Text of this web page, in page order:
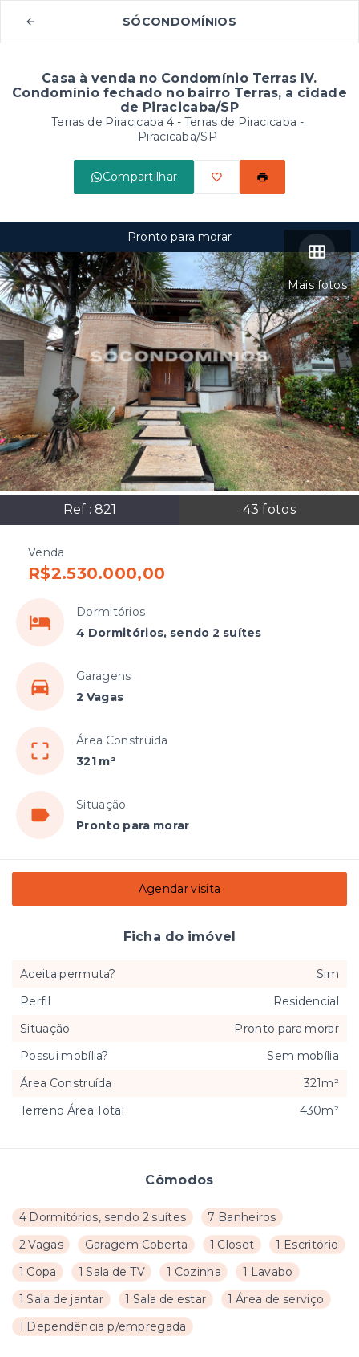
SÓCONDOMÍNIOS
Casa à venda no Condomínio Terras IV.
Condomínio fechado no bairro Terras, a cidade
de Piracicaba/SP
Terras de Piracicaba 4 - Terras de Piracicaba -
Piracicaba/SP
Compartilhar
Mais fotos
Ref.: 821 43 fotos
Pronto para morar
Venda
R$2.530.000,00
Dormitórios
4 Dormitórios, sendo 2 suítes
Garagens
2 Vagas
Área Construída
321 m²
Situação
Pronto para morar
Cômodos
4 Dormitórios, sendo 2 suítes
7 Banheiros
2 Vagas
Garagem Coberta 1 Closet
1 Escritório
1 Copa
1 Sala de TV 1 Cozinha
1 Lavabo
1 Sala de jantar
1 Sala de estar
1 Área de serviço
1 Dependência p/empregada
Agendar visita
Ficha do imóvel
Aceita permuta?
Sim
Perfil
Residencial
Situação
Pronto para morar
Possui mobília?
Sem mobília
Área Construída
321m²
Terreno Área Total
430m²